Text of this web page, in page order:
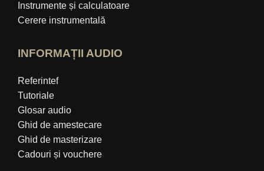
Instrumente și calculatoare
Cerere instrumentală
INFORMAȚII AUDIO
Referintef
Tutoriale
Glosar audio
Ghid de amestecare
Ghid de masterizare
Cadouri și vouchere